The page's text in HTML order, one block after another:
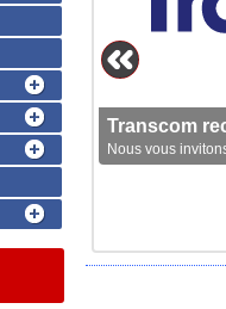
Transcom
Nous vous